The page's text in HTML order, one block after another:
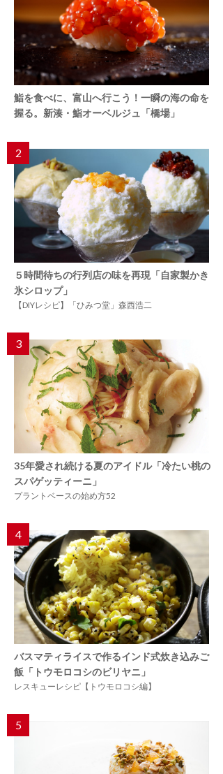
鮨を食べに、富山へ行こう！一瞬の海の命を
握る。新湊・鮨オーベルジュ「橋場」
2
５時間待ちの行列店の味を再現「自家製かき
氷シロップ」
【DIYレシピ】「ひみつ堂」森西浩二
3
35年愛され続ける夏のアイドル「冷たい桃の
スパゲッティーニ」
プラントベースの始め方52
4
バスマティライスで作るインド式炊き込みご
飯「トウモロコシのビリヤニ」
レスキューレシピ【トウモロコシ編】
5